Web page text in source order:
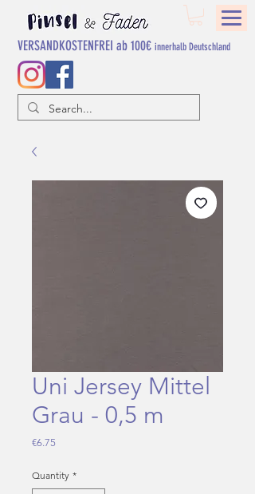
VERSANDKOSTENFREI ab 100€ innerhalb Deutschland
Uni Jersey Mittel
Grau - 0,5 m
€6.75
Quantity *